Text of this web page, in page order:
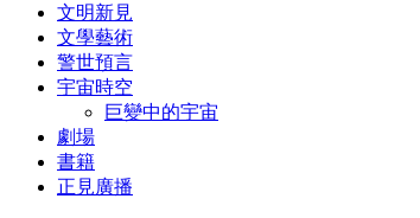
文明新見
文學藝術
警世預言
宇宙時空
巨變中的宇宙
劇場
書籍
正見廣播